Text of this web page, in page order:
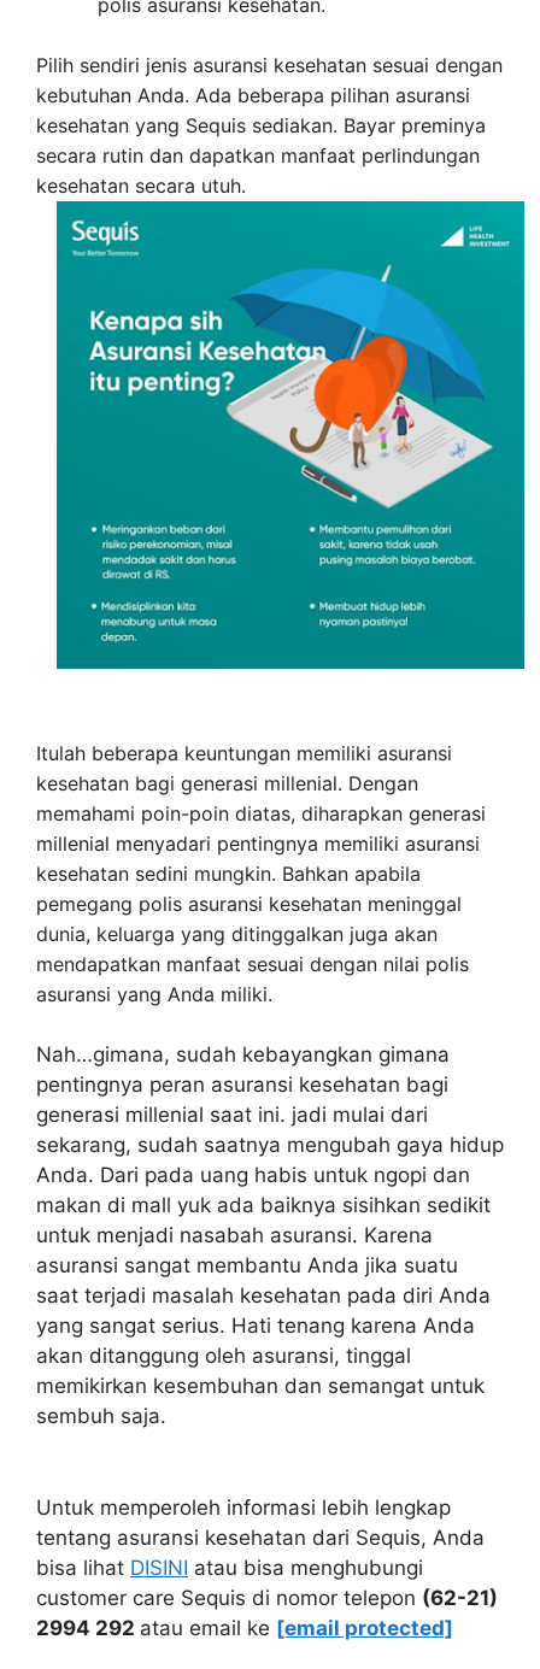
Pilih sendiri jenis asuransi kesehatan sesuai dengan
kebutuhan Anda. Ada beberapa pilihan asuransi
kesehatan yang Sequis sediakan. Bayar preminya
secara rutin dan dapatkan manfaat perlindungan
kesehatan secara utuh.
Itulah beberapa keuntungan memiliki asuransi
kesehatan bagi generasi millenial. Dengan
memahami poin-poin diatas, diharapkan generasi
millenial menyadari pentingnya memiliki asuransi
kesehatan sedini mungkin. Bahkan apabila
pemegang polis asuransi kesehatan meninggal
dunia, keluarga yang ditinggalkan juga akan
mendapatkan manfaat sesuai dengan nilai polis
asuransi yang Anda miliki.
Nah…gimana, sudah kebayangkan gimana
pentingnya peran asuransi kesehatan bagi
generasi millenial saat ini. jadi mulai dari
sekarang, sudah saatnya mengubah gaya hidup
Anda. Dari pada uang habis untuk ngopi dan
makan di mall yuk ada baiknya sisihkan sedikit
untuk menjadi nasabah asuransi. Karena
asuransi sangat membantu Anda jika suatu
saat terjadi masalah kesehatan pada diri Anda
yang sangat serius. Hati tenang karena Anda
akan ditanggung oleh asuransi, tinggal
memikirkan kesembuhan dan semangat untuk
sembuh saja.
Untuk memperoleh informasi lebih lengkap
tentang asuransi kesehatan dari Sequis, Anda
bisa lihat DISINI atau bisa menghubungi
customer care Sequis di nomor telepon (62-21)
2994 292 atau email ke [email protected]